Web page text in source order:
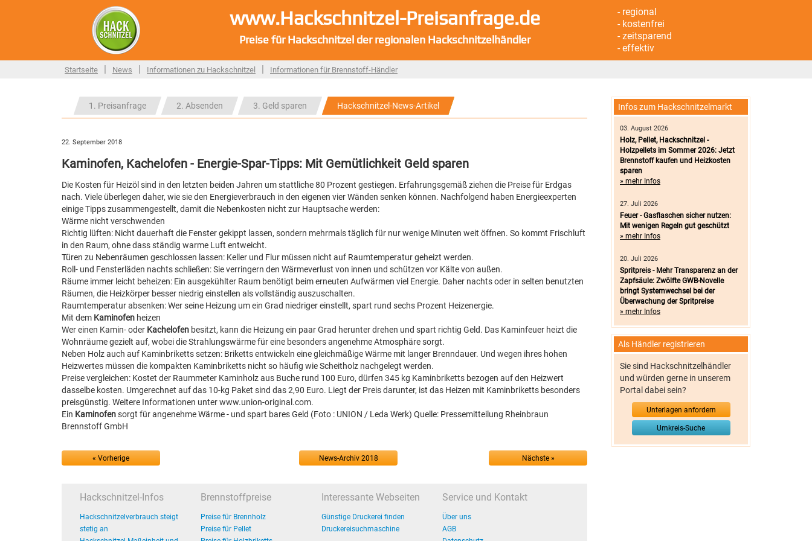
www.Hackschnitzel-Preisanfrage.de
Preise für Hackschnitzel der regionalen Hackschnitzelhändler
- regional
- kostenfrei
- zeitsparend
- effektiv
Startseite | News | Informationen zu Hackschnitzel | Informationen für Brennstoff-Händler
1. Preisanfrage 2. Absenden 3. Geld sparen Hackschnitzel-News-Artikel
22. September 2018
Kaminofen, Kachelofen - Energie-Spar-Tipps: Mit Gemütlichkeit Geld sparen
Die Kosten für Heizöl sind in den letzten beiden Jahren um stattliche 80 Prozent gestiegen. Erfahrungsgemäß ziehen die Preise für Erdgas
nach. Viele überlegen daher, wie sie den Energieverbrauch in den eigenen vier Wänden senken können. Nachfolgend haben Energieexperten
einige Tipps zusammengestellt, damit die Nebenkosten nicht zur Hauptsache werden:
Wärme nicht verschwenden
Richtig lüften: Nicht dauerhaft die Fenster gekippt lassen, sondern mehrmals täglich für nur wenige Minuten weit öffnen. So kommt Frischluft
in den Raum, ohne dass ständig warme Luft entweicht.
Türen zu Nebenräumen geschlossen lassen: Keller und Flur müssen nicht auf Raumtemperatur geheizt werden.
Roll- und Fensterläden nachts schließen: Sie verringern den Wärmeverlust von innen und schützen vor Kälte von außen.
Räume immer leicht beheizen: Ein ausgekühlter Raum benötigt beim erneuten Aufwärmen viel Energie. Daher nachts oder in selten benutzten
Räumen, die Heizkörper besser niedrig einstellen als vollständig auszuschalten.
Raumtemperatur absenken: Wer seine Heizung um ein Grad niedriger einstellt, spart rund sechs Prozent Heizenergie.
Mit dem Kaminofen heizen
Wer einen Kamin- oder Kachelofen besitzt, kann die Heizung ein paar Grad herunter drehen und spart richtig Geld. Das Kaminfeuer heizt die
Wohnräume gezielt auf, wobei die Strahlungswärme für eine besonders angenehme Atmosphäre sorgt.
Neben Holz auch auf Kaminbriketts setzen: Briketts entwickeln eine gleichmäßige Wärme mit langer Brenndauer. Und wegen ihres hohen
Heizwertes müssen die kompakten Kaminbriketts nicht so häufig wie Scheitholz nachgelegt werden.
Preise vergleichen: Kostet der Raummeter Kaminholz aus Buche rund 100 Euro, dürfen 345 kg Kaminbriketts bezogen auf den Heizwert
dasselbe kosten. Umgerechnet auf das 10-kg Paket sind das 2,90 Euro. Liegt der Preis darunter, ist das Heizen mit Kaminbriketts besonders
preisgünstig. Weitere Informationen unter www.union-original.com.
Ein Kaminofensorgt für angenehme Wärme - und spart bares Geld (Foto : UNION / Leda Werk) Quelle: Pressemitteilung Rheinbraun
Brennstoff GmbH
« Vorherige News-Archiv 2018 Nächste »
Infos zum Hackschnitzelmarkt
03. August 2026
Holz, Pellet, Hackschnitzel -
Holzpellets im Sommer 2026: Jetzt
Brennstoff kaufen und Heizkosten
sparen
» mehr Infos
27. Juli 2026
Feuer - Gasflaschen sicher nutzen:
Mit wenigen Regeln gut geschützt
» mehr Infos
20. Juli 2026
Spritpreis - Mehr Transparenz an der
Zapfsäule: Zwölfte GWB-Novelle
bringt Systemwechsel bei der
Überwachung der Spritpreise
» mehr Infos
Als Händler registrieren
Sie sind Hackschnitzelhändler
und würden gerne in unserem
Portal dabei sein?
Unterlagen anfordern
Umkreis-Suche
Hackschnitzel-Infos
Hackschnitzelverbrauch steigt
stetig an
Brennstoffpreise
Preise für Brennholz
Preise für Pellet
Interessante Webseiten
Günstige Druckerei finden
Druckereisuchmaschine
Service und Kontakt
Über uns
AGB